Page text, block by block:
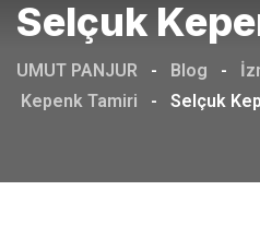
Selçuk
UMUT PANJUR - Blog -
Kepenk Tamiri
- Selçuk